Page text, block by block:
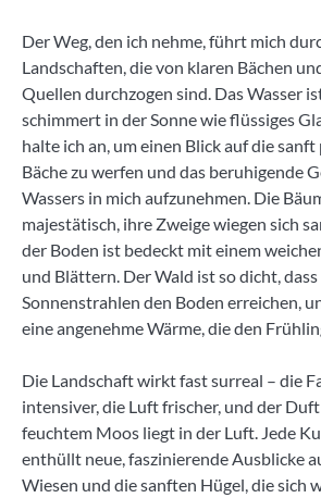
Der Weg, den ich nehme, führt mich
Landschaften, die von klaren Bächen
Quellen durchzogen sind. Das Wasser
schimmert in der Sonne wie flüssiges
halte ich an, um einen Blick auf die
Bäche zu werfen und das beruhigende
Wassers in mich aufzunehmen. Die
majestätisch, ihre Zweige wiegen sich
der Boden ist bedeckt mit einem
und Blättern. Der Wald ist so dicht,
Sonnenstrahlen den Boden erreichen,
eine angenehme Wärme, die den
Die Landschaft wirkt fast surreal – die
intensiver, die Luft frischer, und der
feuchtem Moos liegt in der Luft. Jede
enthüllt neue, faszinierende Ausblicke
Wiesen und die sanften Hügel, die sich